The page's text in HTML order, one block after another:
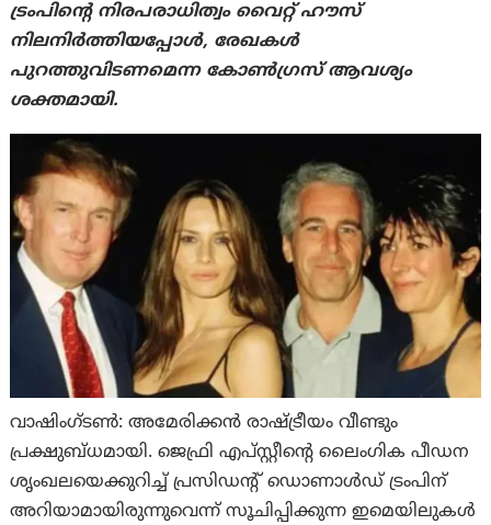
ട്രംപിന്റെ നിരപരാധിത്വം വൈറ്റ് ഹൗസ്
നിലനിർത്തിയപ്പോൾ, രേഖകൾ
പുറത്തുവിടണമെന്ന കോൺഗ്രസ് ആവശ്യം
ശക്തമായി.
വാഷിംഗ്ടണ്‍: അമേരിക്കൻ രാഷ്ട്രീയം വീണ്ടും
പ്രക്ഷുബ്ധമായി. ജെഫ്രി എപ്സ്റ്റീന്റെ ലൈംഗിക പീഡന
ശൃംഖലയെക്കുറിച്ച് പ്രസിഡന്റ് ഡൊണാൾഡ് ട്രംപിന്
അറിയാമായിരുന്നുവെന്ന് സൂചിപ്പിക്കുന്ന ഇമെയിലുകൾ